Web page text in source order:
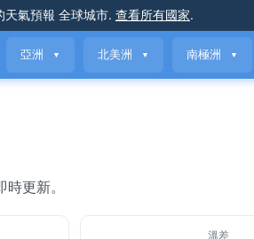
天氣預報 全球城市. 查看所有國家.
亞洲 ▼ 北美洲 ▼ 南極洲 ▼
更新。
溫差